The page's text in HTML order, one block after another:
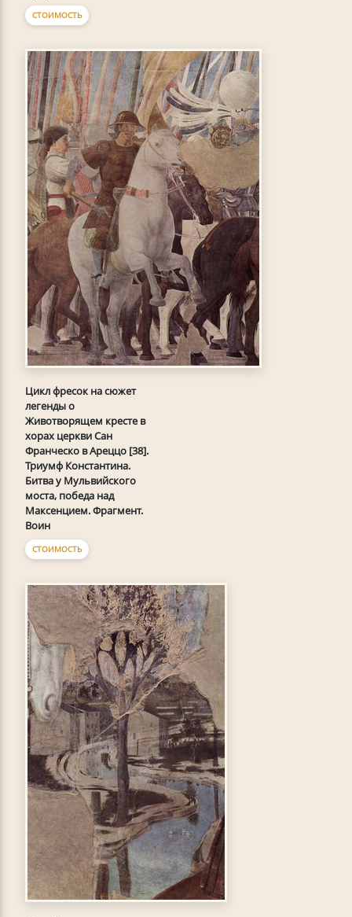
СТОИМОСТЬ
Цикл фресок на сюжет
легенды о
Животворящем кресте в
хорах церкви Сан
Франческо в Ареццо [38].
Триумф Константина.
Битва у Мульвийского
моста, победа над
Максенцием. Фрагмент.
Воин
СТОИМОСТЬ